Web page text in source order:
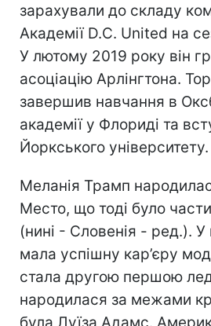
зарахували до складу
Академії D.C. United на
У лютому 2019 року він
асоціацію Арлінгтона.
завершив навчання в
академії у Флориді та
Йоркського університету.
Меланія Трамп
Место, що тоді було
(нині - Словенія - ред.).
мала успішну кар’єру
стала другою першою
народилася за межами
була Луїза Адамс.